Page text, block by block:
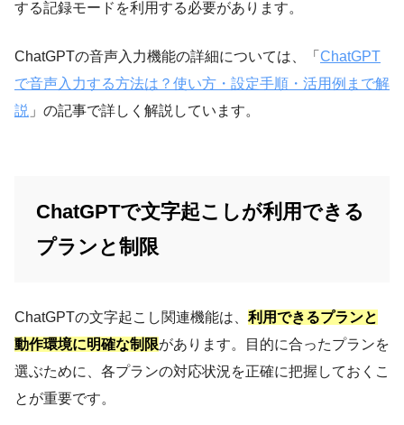
する記録モードを利用する必要があります。
ChatGPTの音声入力機能の詳細については、「 ChatGPT
で音声入力する方法は？使い方・設定手順・活用例まで解
説 」の記事で詳しく解説しています。
ChatGPTで文字起こしが利用できる
プランと制限
ChatGPTの文字起こし関連機能は、 利用できるプランと
動作環境に明確な制限があります。目的に合ったプランを
選ぶために、各プランの対応状況を正確に把握しておくこ
とが重要です。